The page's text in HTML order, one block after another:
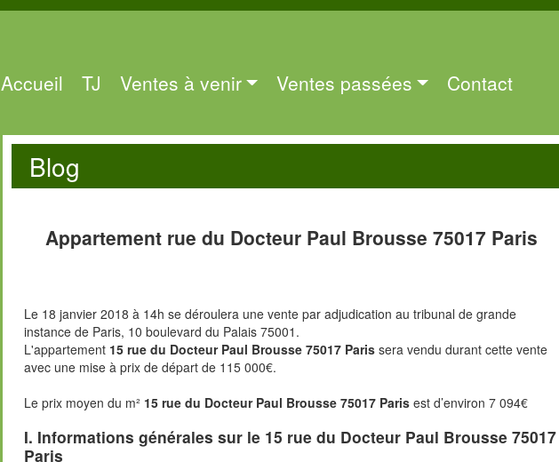
Accueil TJ Ventes à venir Ventes passées Contact
Blog
Appartement rue du Docteur Paul Brousse 75017 Paris
Le 18 janvier 2018 à 14h se déroulera une vente par adjudication au tribunal de grande
instance de Paris, 10 boulevard du Palais 75001.
L'appartement 15 rue du Docteur Paul Brousse 75017 Parissera vendu durant cette vente
avec une mise à prix de départ de 115 000€.
Le prix moyen du m² 15 rue du Docteur Paul Brousse 75017 Parisest d’environ 7 094€
I. Informations générales sur le 15 rue du Docteur Paul Brousse 75017
Paris